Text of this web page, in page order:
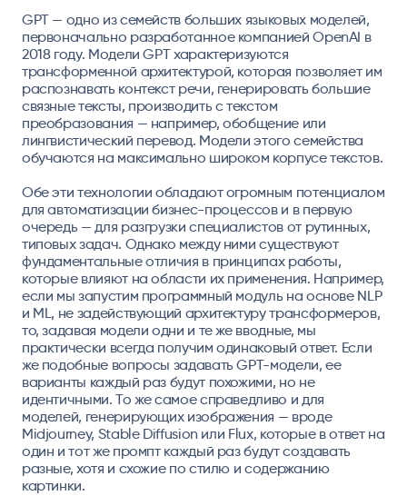
GPT — одно из семейств больших языковых моделей,
первоначально разработанное компанией OpenAI в
2018 году. Модели GPT характеризуются
трансформенной архитектурой, которая позволяет им
распознавать контекст речи, генерировать большие
связные тексты, производить с текстом
преобразования — например, обобщение или
лингвистический перевод. Модели этого семейства
обучаются на максимально широком корпусе текстов.
Обе эти технологии обладают огромным потенциалом
для автоматизации бизнес-процессов и в первую
очередь — для разгрузки специалистов от рутинных,
типовых задач. Однако между ними существуют
фундаментальные отличия в принципах работы,
которые влияют на области их применения. Например,
если мы запустим программный модуль на основе NLP
и ML, не задействующий архитектуру трансформеров,
то, задавая модели одни и те же вводные, мы
практически всегда получим одинаковый ответ. Если
же подобные вопросы задавать GPT-модели, ее
варианты каждый раз будут похожими, но не
идентичными. То же самое справедливо и для
моделей, генерирующих изображения — вроде
Midjourney, Stable Diffusion или Flux, которые в ответ на
один и тот же промпт каждый раз будут создавать
разные, хотя и cхожие по стилю и содержанию
картинки.